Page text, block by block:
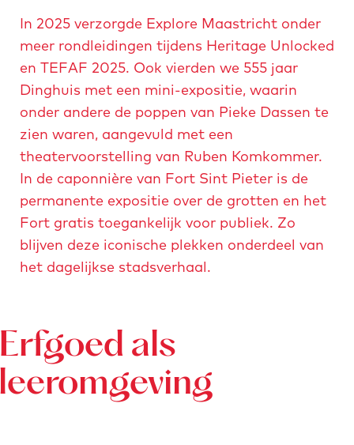
r
g
r
o
t
e
a
f
b
e
e
l
n
v
r
g
r
o
e
a
f
b
e
e
l
n
g
n
r
g
o
t
e
a
f
b
e
e
l
n
b
In 2025 verzorgde Explore Maastricht onder
meer rondleidingen tijdens Heritage Unlocked
en TEFAF 2025. Ook vierden we 555 jaar
Dinghuis met een mini-expositie, waarin
onder andere de poppen van Pieke Dassen te
zien waren, aangevuld met een
theatervoorstelling van Ruben Komkommer.
In de caponnière van Fort Sint Pieter is de
permanente expositie over de grotten en het
Fort gratis toegankelijk voor publiek. Zo
blijven deze iconische plekken onderdeel van
het dagelijkse stadsverhaal.
als